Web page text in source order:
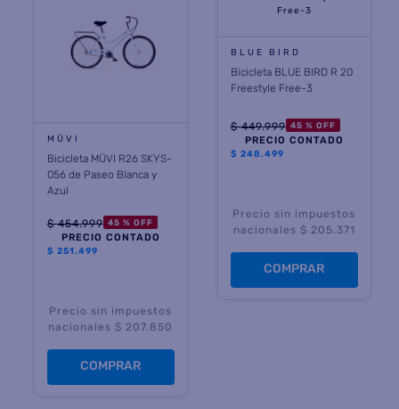
MÜVI
Bicicleta MÜVI R26 SKYS-
056 de Paseo Blanca y
Azul
$ 454.999 45 % OFF
PRECIO CONTADO
$ 251.499
Precio sin impuestos
nacionales $ 207.850
COMPRAR
BLUE BIRD
Bicicleta BLUE BIRD R 20
Freestyle Free-3
$ 449.999 45 % OFF
PRECIO CONTADO
$ 248.499
Precio sin impuestos
nacionales $ 205.371
COMPRAR
. cocina